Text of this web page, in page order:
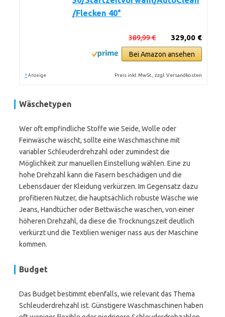
/Flecken 40°
329,00 €
389,99 €
Bei Amazon ansehen
* Anzeige Preis inkl. MwSt., zzgl. Versandkosten
Wäschetypen
Wer oft empfindliche Stoffe wie Seide, Wolle oder
Feinwäsche wäscht, sollte eine Waschmaschine mit
variabler Schleuderdrehzahl oder zumindest die
Möglichkeit zur manuellen Einstellung wählen. Eine zu
hohe Drehzahl kann die Fasern beschädigen und die
Lebensdauer der Kleidung verkürzen. Im Gegensatz dazu
profitieren Nutzer, die hauptsächlich robuste Wäsche wie
Jeans, Handtücher oder Bettwäsche waschen, von einer
höheren Drehzahl, da diese die Trocknungszeit deutlich
verkürzt und die Textilien weniger nass aus der Maschine
kommen.
Budget
Das Budget bestimmt ebenfalls, wie relevant das Thema
Schleuderdrehzahl ist. Günstigere Waschmaschinen haben